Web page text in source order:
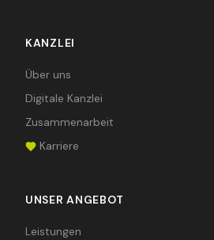
KANZLEI
Über uns
Digitale Kanzlei
Zusammenarbeit
Karriere
UNSER ANGEBOT
Leistungen